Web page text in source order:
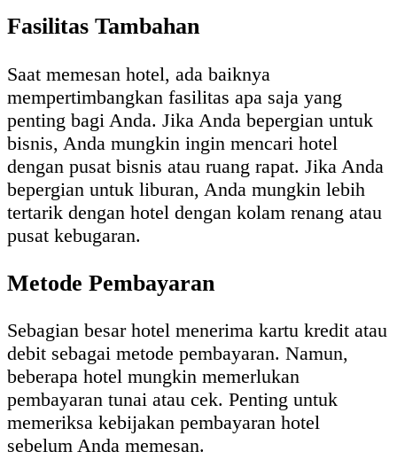
Fasilitas Tambahan
Saat memesan hotel, ada baiknya
mempertimbangkan fasilitas apa saja yang
penting bagi Anda. Jika Anda bepergian untuk
bisnis, Anda mungkin ingin mencari hotel
dengan pusat bisnis atau ruang rapat. Jika Anda
bepergian untuk liburan, Anda mungkin lebih
tertarik dengan hotel dengan kolam renang atau
pusat kebugaran.
Metode Pembayaran
Sebagian besar hotel menerima kartu kredit atau
debit sebagai metode pembayaran. Namun,
beberapa hotel mungkin memerlukan
pembayaran tunai atau cek. Penting untuk
memeriksa kebijakan pembayaran hotel
sebelum Anda memesan.